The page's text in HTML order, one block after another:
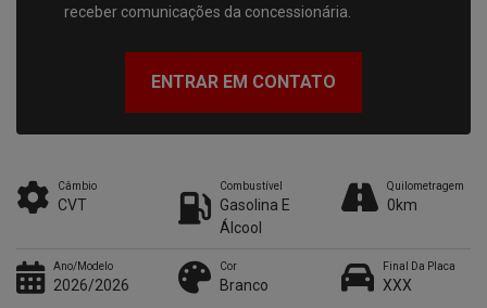
receber comunicações da concessionária.
ENTRAR EM CONTATO
Câmbio
CVT
Combustível
Gasolina E
Álcool
Quilometragem
0km
Ano/Modelo
2026/2026
Cor
Branco
Final Da Placa
XXX